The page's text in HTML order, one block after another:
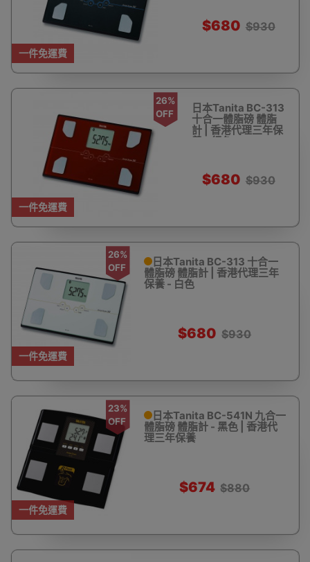
一件免運費
$680 $930
一件免運費
26%
OFF
日本Tanita BC-313
十合一體脂磅 體脂
計 | 香港代理三年保
養 - 紅色
$680 $930
一件免運費
26%
OFF
日本Tanita BC-313 十合一
體脂磅 體脂計 | 香港代理三年
保養 - 白色
$680 $930
一件免運費
23%
OFF
日本Tanita BC-541N 九合一
體脂磅 體脂計 - 黑色 | 香港代
理三年保養
$674 $880